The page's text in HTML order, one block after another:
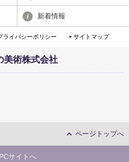
新着情報
ライバシーポリシー サイトマップ
美術株式会社
ページトップへ
PCサイトへ